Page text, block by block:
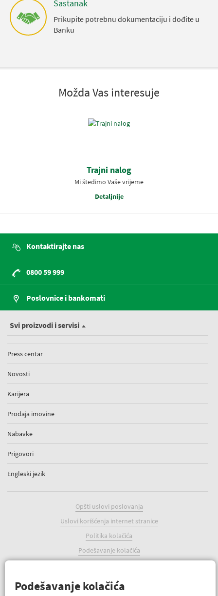
Sastanak
Prikupite potrebnu dokumentaciju i dođite u
Banku
Možda Vas interesuje
Trajni nalog
Mi štedimo Vaše vrijeme
Detaljnije
Kontaktirajte nas
0800 59 999
Poslovnice i bankomati
Svi proizvodi i servisi
Press centar
Novosti
Karijera
Prodaja imovine
Nabavke
Prigovori
Engleski jezik
Opšti uslovi poslovanja
Uslovi korišćenja internet stranice
Politika kolačića
Podešavanje kolačića
Podešavanje kolačića